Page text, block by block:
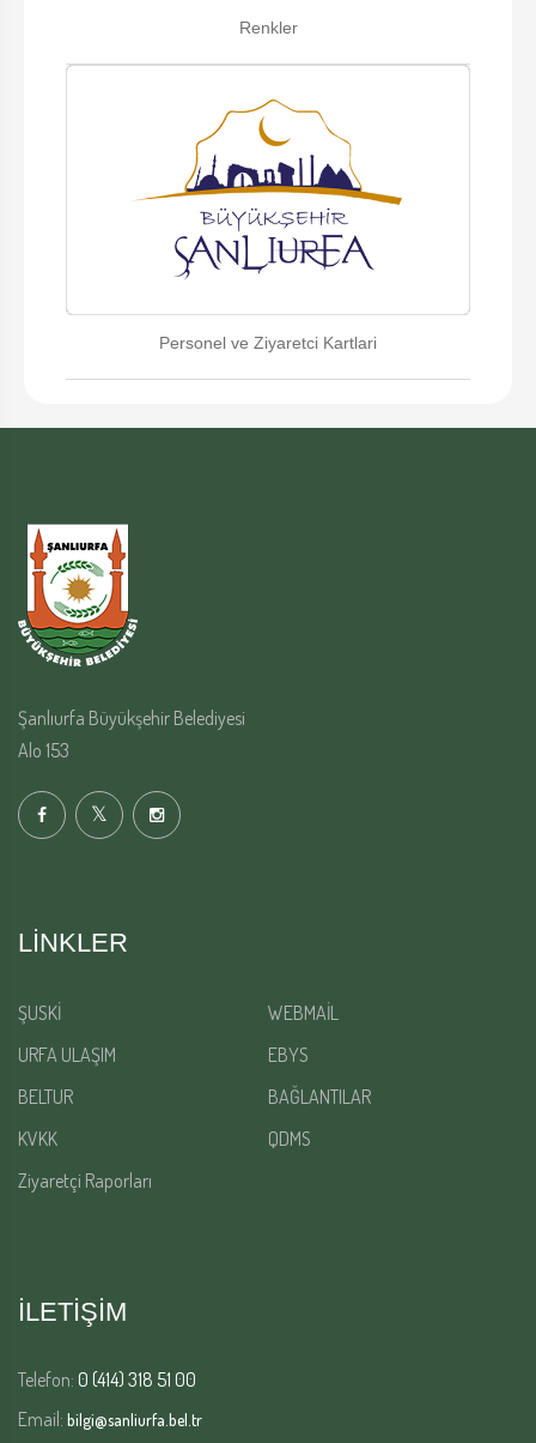
Renkler
Personel ve Ziyaretci Kartlari
Şanlıurfa Büyükşehir Belediyesi
Alo 153
LINKLER
ŞUSKİ
WEBMAİL
URFA ULAŞIM
EBYS
BELTUR
BAĞLANTILAR
KVKK
QDMS
Ziyaretçi Raporları
İLETİŞİM
Telefon: 0 (414) 318 51 00
Email: bilgi@sanliurfa.bel.tr